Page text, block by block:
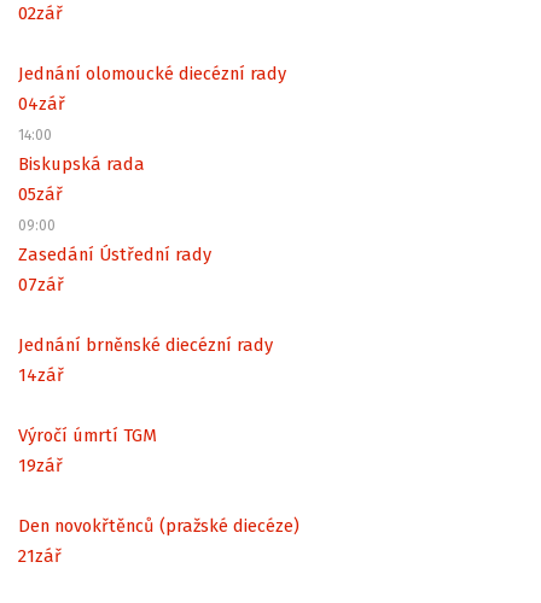
02zář
Jednání olomoucké diecézní rady
04zář
14:00
Biskupská rada
05zář
09:00
Zasedání Ústřední rady
07zář
Jednání brněnské diecézní rady
14zář
Výročí úmrtí TGM
19zář
Den novokřtěnců (pražské diecéze)
21zář